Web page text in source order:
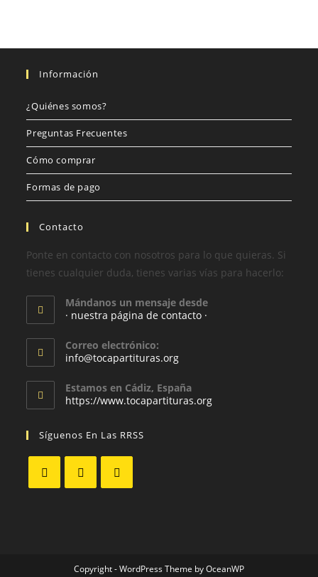
Información
¿Quiénes somos?
Preguntas Frecuentes
Cómo comprar
Formas de pago
Contacto
Ponte en contacto con nosotros para lo que quieras. Si
tienes cualquier duda, tienes varias vías para hacerlo:
Mándanos un mensaje desde
· nuestra página de contacto ·
Correo electrónico:
info@tocapartituras.org
Estamos en Cádiz, España
https://www.tocapartituras.org
Síguenos En Las RRSS
Copyright - WordPress Theme by OceanWP